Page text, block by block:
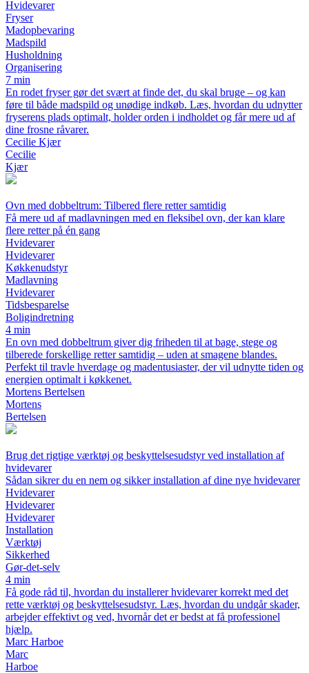
Hvidevarer
Fryser
Madopbevaring
Madspild
Husholdning
Organisering
7 min
En rodet fryser gør det svært at finde det, du skal bruge – og kan
føre til både madspild og unødige indkøb. Læs, hvordan du udnytter
fryserens plads optimalt, holder orden i indholdet og får mere ud af
dine frosne råvarer.
Cecilie Kjær
Cecilie
Kjær
Ovn med dobbeltrum: Tilbered flere retter samtidig
Få mere ud af madlavningen med en fleksibel ovn, der kan klare
flere retter på én gang
Hvidevarer
Hvidevarer
Køkkenudstyr
Madlavning
Hvidevarer
Tidsbesparelse
Boligindretning
4 min
En ovn med dobbeltrum giver dig friheden til at bage, stege og
tilberede forskellige retter samtidig – uden at smagene blandes.
Perfekt til travle hverdage og madentusiaster, der vil udnytte tiden og
energien optimalt i køkkenet.
Mortens Bertelsen
Mortens
Bertelsen
Brug det rigtige værktøj og beskyttelsesudstyr ved installation af
hvidevarer
Sådan sikrer du en nem og sikker installation af dine nye hvidevarer
Hvidevarer
Hvidevarer
Hvidevarer
Installation
Værktøj
Sikkerhed
Gør-det-selv
4 min
Få gode råd til, hvordan du installerer hvidevarer korrekt med det
rette værktøj og beskyttelsesudstyr. Læs, hvordan du undgår skader,
arbejder effektivt og ved, hvornår det er bedst at få professionel
hjælp.
Marc Harboe
Marc
Harboe